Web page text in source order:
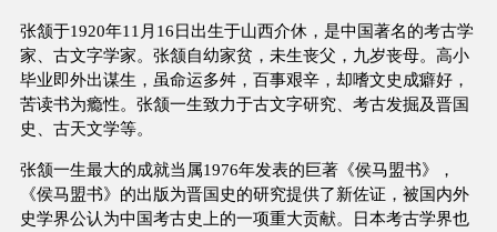
张颔于1920年11月16日出生于山西介休，是中国著名的考古学
家、古文字学家。张颔自幼家贫，未生丧父，九岁丧母。高小
毕业即外出谋生，虽命运多舛，百事艰辛，却嗜文史成癖好，
苦读书为瘾性。张颔一生致力于古文字研究、考古发掘及晋国
史、古天文学等。
张颔一生最大的成就当属1976年发表的巨著《侯马盟书》，
《侯马盟书》的出版为晋国史的研究提供了新佐证，被国内外
史学界公认为中国考古史上的一项重大贡献。日本考古学界也